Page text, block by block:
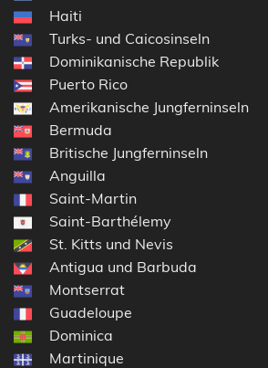
Haiti
Turks- und Caicosinseln
Dominikanische Republik
Puerto Rico
Amerikanische Jungferninseln
Bermuda
Britische Jungferninseln
Anguilla
Saint-Martin
Saint-Barthélemy
St. Kitts und Nevis
Antigua und Barbuda
Montserrat
Guadeloupe
Dominica
Martinique